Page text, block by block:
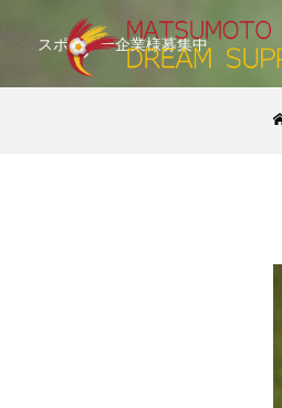
スポンサー企業様募集中